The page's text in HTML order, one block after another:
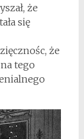
że
się
że
tego